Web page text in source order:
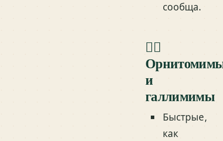
сообща.
🏃‍♂️
и
галлимимы
Быстрые,
как